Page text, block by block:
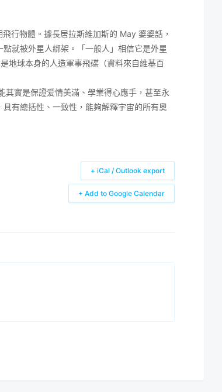
物體。據長居拉斯維加斯的 May 婆婆話，
就被外星人綁架。「一般人」相信它是外星
地球本身的人造軍事飛碟（資料來自維基百
其實是保證爱情美滿、學業得心應手，甚至永
有總括性、一致性，能夠解釋宇宙的所有奧
+ Add to Google Calendar
+ iCal / Outlook export